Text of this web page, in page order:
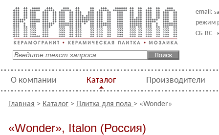
email:
режим
СБ-ВС -
О компании Каталог Производители
Главная > Каталог > Плитка для пола > «Wonder»
«Wonder», Italon (Россия)